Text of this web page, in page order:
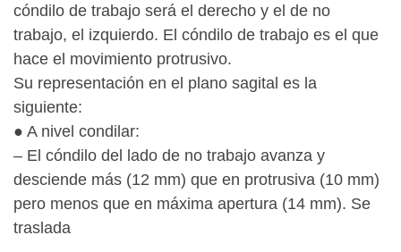
cóndilo de trabajo será el derecho y el de no
trabajo, el izquierdo. El cóndilo de trabajo es el que
hace el movimiento protrusivo.
Su representación en el plano sagital es la
siguiente:
● A nivel condilar:
– El cóndilo del lado de no trabajo avanza y
desciende más (12 mm) que en protrusiva (10 mm)
pero menos que en máxima apertura (14 mm). Se
traslada